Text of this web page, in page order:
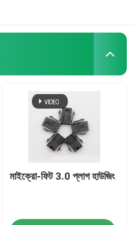
মাইক্রো-ফিট 3.0 প্লাগ হাউজিং